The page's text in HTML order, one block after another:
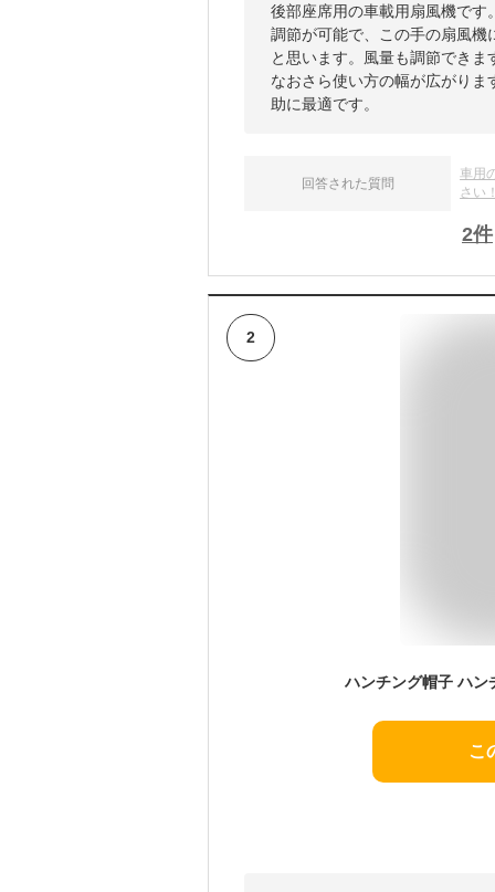
後部座席用の車載用扇風機で
調節が可能で、この手の扇風
と思います。風量も調節でき
なおさら使い方の幅が広がり
助に最適です。
回答された質問
車用
さい
2件
2
こ